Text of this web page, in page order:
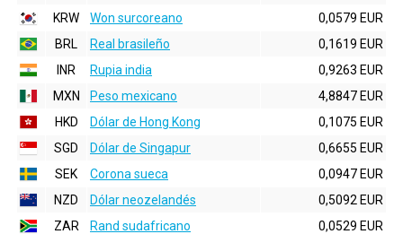
KRW
Won surcoreano
0,0579 EUR
BRL
Real brasileño
0,1619 EUR
INR
Rupia india
0,9263 EUR
MXN
Peso mexicano
4,8847 EUR
HKD
Dólar de Hong Kong
0,1075 EUR
SGD
Dólar de Singapur
0,6655 EUR
SEK
Corona sueca
0,0947 EUR
NZD
Dólar neozelandés
0,5092 EUR
ZAR
Rand sudafricano
0,0529 EUR